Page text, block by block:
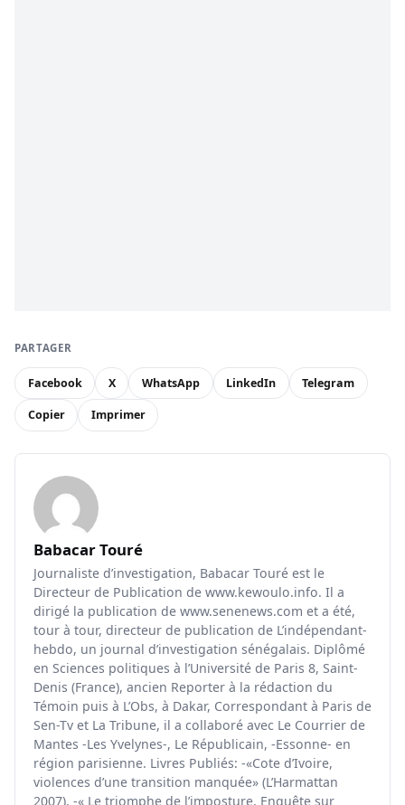
PARTAGER
Facebook X WhatsApp LinkedIn Telegram
Copier Imprimer
Babacar Touré
Journaliste d’investigation, Babacar Touré est le
Directeur de Publication de www.kewoulo.info. Il a
dirigé la publication de www.senenews.com et a été,
tour à tour, directeur de publication de L’indépendant-
hebdo, un journal d’investigation sénégalais. Diplômé
en Sciences politiques à l’Université de Paris 8, Saint-
Denis (France), ancien Reporter à la rédaction du
Témoin puis à L’Obs, à Dakar, Correspondant à Paris de
Sen-Tv et La Tribune, il a collaboré avec Le Courrier de
Mantes -Les Yvelynes-, Le Républicain, -Essonne- en
région parisienne. Livres Publiés: -«Cote d’Ivoire,
violences d’une transition manquée» (L’Harmattan
2007), -« Le triomphe de l’imposture, Enquête sur